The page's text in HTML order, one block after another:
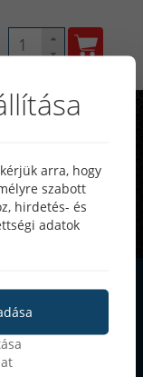
arra, hogy
szabott
hirdetés- és
adatok